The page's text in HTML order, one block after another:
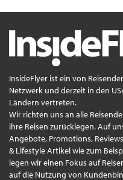
InsideFlyer ist ein von
Netzwerk und derzeit in den
Ländern vertreten.
Wir richten uns an alle
ihre Reisen zurücklegen. Auf
Angebote, Promotions,
& Lifestyle Artikel wie zum
legen wir einen Fokus auf
auf die Nutzung von